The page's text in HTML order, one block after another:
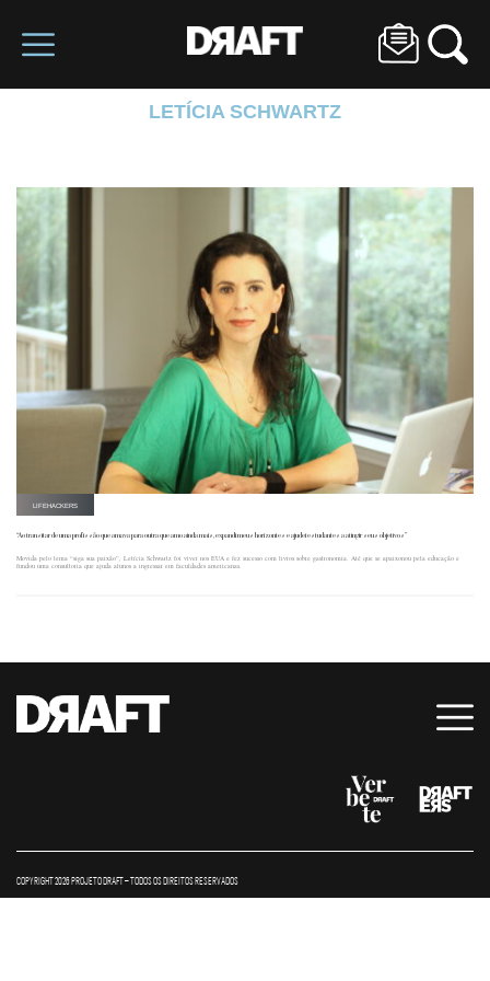
LETÍCIA SCHWARTZ
LIFEHACKERS
“Ao transitar de uma profissão que amava para outra que amo ainda mais, expandi meus horizontes e ajudei estudantes a atingir seus objetivos”
Movida pelo lema “siga sua paixão”, Letícia Schwartz foi viver nos EUA e fez sucesso com livros sobre gastronomia. Até que se apaixonou pela educação e
fundou uma consultoria que ajuda alunos a ingressar em faculdades americanas.
COPYRIGHT 2026 PROJETO DRAFT – TODOS OS DIREITOS RESERVADOS